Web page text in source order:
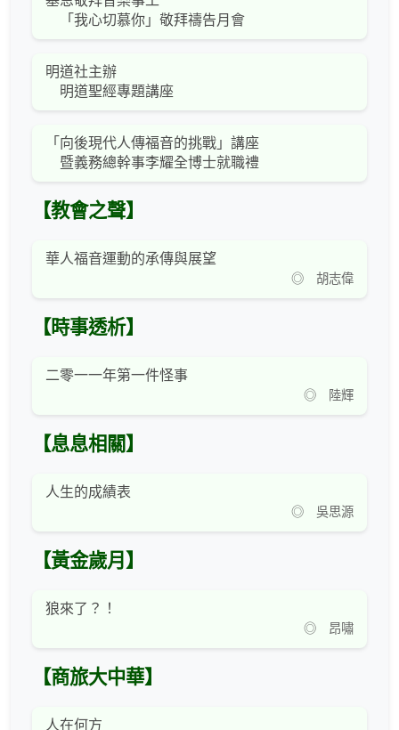
「我心切慕你」敬拜禱告月會
明道社主辦
明道聖經專題講座
「向後現代人傳福音的挑戰」講座
暨義務總幹事李耀全博士就職禮
【教會之聲】
華人福音運動的承傳與展望
◎ 胡志偉
【時事透析】
二零一一年第一件怪事
◎ 陸輝
【息息相關】
人生的成績表
◎ 吳思源
【黃金歲月】
狼來了？！
◎ 昂嘯
【商旅大中華】
人在何方